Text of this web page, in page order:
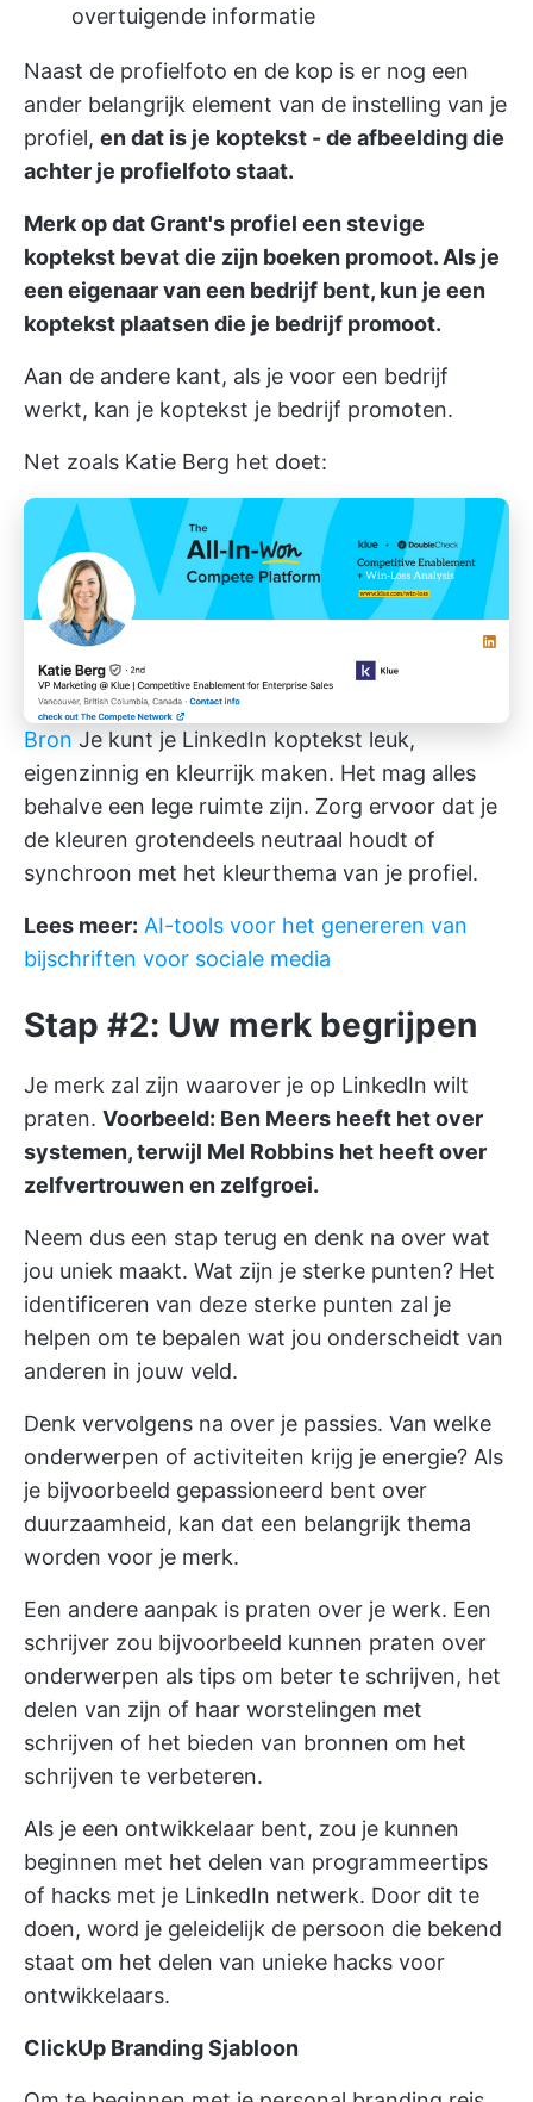
overtuigende informatie
Naast de profielfoto en de kop is er nog een
ander belangrijk element van de instelling van je
profiel, en dat is je koptekst - de afbeelding die
achter je profielfoto staat.
Merk op dat Grant's profiel een stevige
koptekst bevat die zijn boeken promoot. Als je
een eigenaar van een bedrijf bent, kun je een
koptekst plaatsen die je bedrijf promoot.
Aan de andere kant, als je voor een bedrijf
werkt, kan je koptekst je bedrijf promoten.
Net zoals Katie Berg het doet:
Bron Je kunt je LinkedIn koptekst leuk,
eigenzinnig en kleurrijk maken. Het mag alles
behalve een lege ruimte zijn. Zorg ervoor dat je
de kleuren grotendeels neutraal houdt of
synchroon met het kleurthema van je profiel.
Lees meer: AI-tools voor het genereren van
bijschriften voor sociale media
Stap #2: Uw merk begrijpen
Je merk zal zijn waarover je op LinkedIn wilt
praten. Voorbeeld: Ben Meers heeft het over
systemen, terwijl Mel Robbins het heeft over
zelfvertrouwen en zelfgroei.
Neem dus een stap terug en denk na over wat
jou uniek maakt. Wat zijn je sterke punten? Het
identificeren van deze sterke punten zal je
helpen om te bepalen wat jou onderscheidt van
anderen in jouw veld.
Denk vervolgens na over je passies. Van welke
onderwerpen of activiteiten krijg je energie? Als
je bijvoorbeeld gepassioneerd bent over
duurzaamheid, kan dat een belangrijk thema
worden voor je merk.
Een andere aanpak is praten over je werk. Een
schrijver zou bijvoorbeeld kunnen praten over
onderwerpen als tips om beter te schrijven, het
delen van zijn of haar worstelingen met
schrijven of het bieden van bronnen om het
schrijven te verbeteren.
Als je een ontwikkelaar bent, zou je kunnen
beginnen met het delen van programmeertips
of hacks met je LinkedIn netwerk. Door dit te
doen, word je geleidelijk de persoon die bekend
staat om het delen van unieke hacks voor
ontwikkelaars.
ClickUp Branding Sjabloon